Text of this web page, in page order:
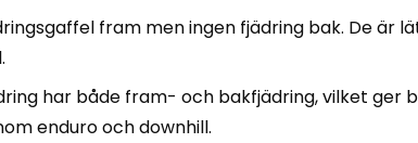
fram men ingen fjädring bak. De är
har både fram- och bakfjädring, vilket
enduro och downhill.